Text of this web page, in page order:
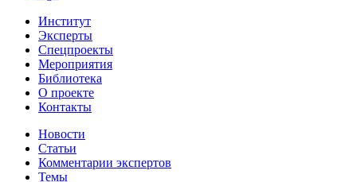
Институт
Эксперты
Спецпроекты
Мероприятия
Библиотека
О проекте
Контакты
Новости
Статьи
Комментарии экспертов
Темы